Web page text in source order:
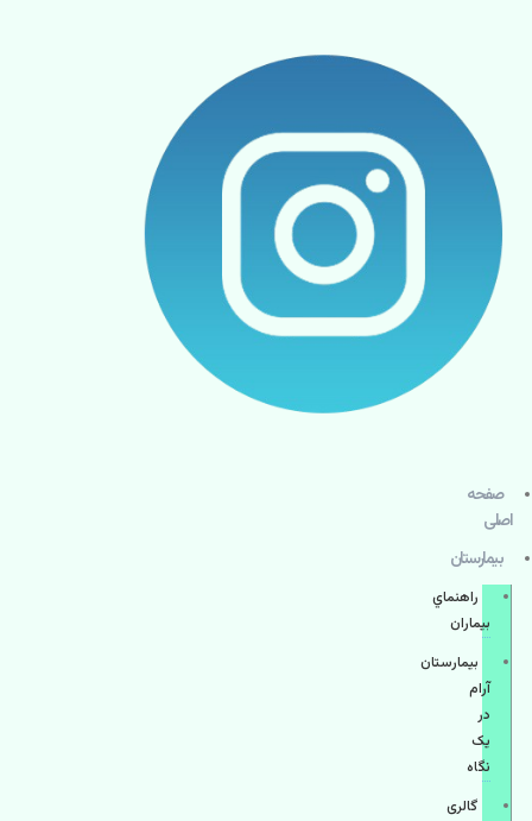
صفحه
اصلی
بيمارستان
راهنماي
بیماران
بیمارستان
آرام
در
یک
نگاه
گالری